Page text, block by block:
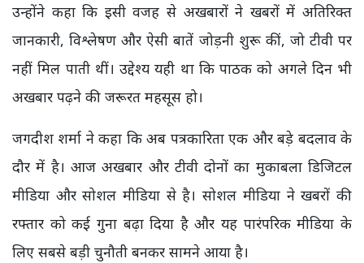
उन्होंने कहा कि इसी वजह से अखबारों ने खबरों में अतिरिक्त
जानकारी, विश्लेषण और ऐसी बातें जोड़नी शुरू कीं, जो टीवी पर
नहीं मिल पाती थीं। उद्देश्य यही था कि पाठक को अगले दिन भी
अखबार पढ़ने की जरूरत महसूस हो।
जगदीश शर्मा ने कहा कि अब पत्रकारिता एक और बड़े बदलाव के
दौर में है। आज अखबार और टीवी दोनों का मुकाबला डिजिटल
मीडिया और सोशल मीडिया से है। सोशल मीडिया ने खबरों की
रफ्तार को कई गुना बढ़ा दिया है और यह पारंपरिक मीडिया के
लिए सबसे बड़ी चुनौती बनकर सामने आया है।